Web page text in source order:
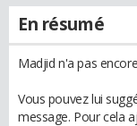
En résumé
Madjid n'a pas
Vous pouvez lui
message. Pour cela